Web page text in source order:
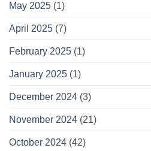
May 2025 (1)
April 2025 (7)
February 2025 (1)
January 2025 (1)
December 2024 (3)
November 2024 (21)
October 2024 (42)